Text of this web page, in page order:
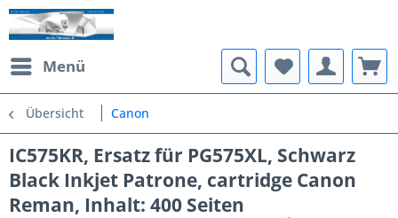
Menü
Übersicht Canon
IC575KR, Ersatz für PG575XL, Schwarz
Black Inkjet Patrone, cartridge Canon
Reman, Inhalt: 400 Seiten